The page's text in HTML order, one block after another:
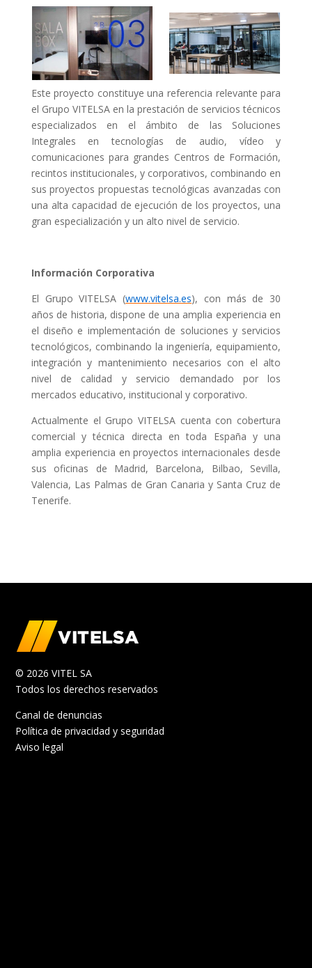
Este proyecto constituye una referencia relevante para
el Grupo VITELSA en la prestación de servicios técnicos
especializados en el ámbito de las Soluciones
Integrales en tecnologías de audio, vídeo y
comunicaciones para grandes Centros de Formación,
recintos institucionales, y corporativos, combinando en
sus proyectos propuestas tecnológicas avanzadas con
una alta capacidad de ejecución de los proyectos, una
gran especialización y un alto nivel de servicio.
Información Corporativa
El Grupo VITELSA (www.vitelsa.es), con más de 30
años de historia, dispone de una amplia experiencia en
el diseño e implementación de soluciones y servicios
tecnológicos, combinando la ingeniería, equipamiento,
integración y mantenimiento necesarios con el alto
nivel de calidad y servicio demandado por los
mercados educativo, institucional y corporativo.
Actualmente el Grupo VITELSA cuenta con cobertura
comercial y técnica directa en toda España y una
amplia experiencia en proyectos internacionales desde
sus oficinas de Madrid, Barcelona, Bilbao, Sevilla,
Valencia, Las Palmas de Gran Canaria y Santa Cruz de
Tenerife.
© 2026 VITEL SA
Todos los derechos reservados
Canal de denuncias
Política de privacidad y seguridad
Aviso legal